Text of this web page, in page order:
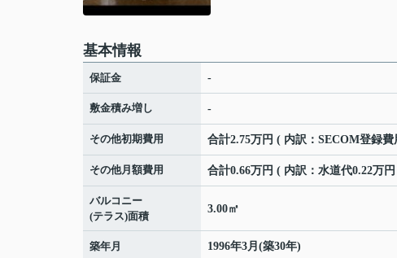
基本情報
保証金 -
敷金積み増し -
その他初期費用 合計2.75万円 ( 内訳：SECOM登録
その他月額費用 合計0.66万円 ( 内訳：水道代0.22万
バルコニー
(テラス)面積
3.00㎡
築年月 1996年3月(築30年)